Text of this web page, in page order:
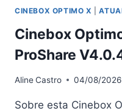
CINEBOX OPTIMO X |
Cinebox
ProShare
AlineCastro 04/08/2026
Sobre esta Cinebox